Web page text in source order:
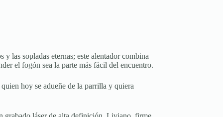
y las sopladas eternas; este alentador combina
el fogón sea la parte más fácil del encuentro.
hoy se adueñe de la parrilla y quiera